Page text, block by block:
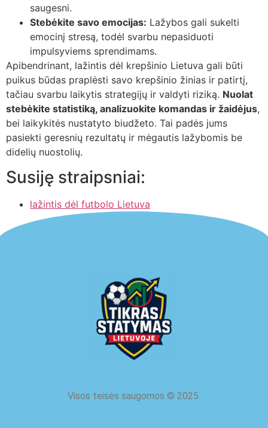
saugesni.
Stebėkite savo emocijas: Lažybos gali sukelti
emocinį stresą, todėl svarbu nepasiduoti
impulsyviems sprendimams.
Apibendrinant, lažintis dėl krepšinio Lietuva gali būti
puikus būdas praplėsti savo krepšinio žinias ir patirtį,
tačiau svarbu laikytis strategijų ir valdyti riziką. Nuolat
stebėkite statistiką, analizuokite komandas ir žaidėjus,
bei laikykitės nustatyto biudžeto. Tai padės jums
pasiekti geresnių rezultatų ir mėgautis lažybomis be
didelių nuostolių.
Susiję straipsniai:
lažintis dėl futbolo Lietuva
Visos teisės saugomos © 2025.